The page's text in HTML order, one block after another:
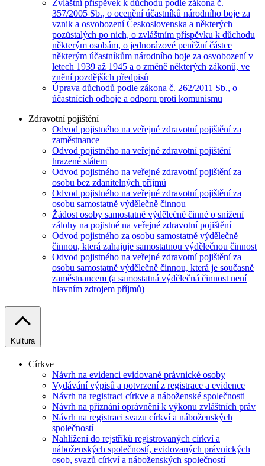
Zvláštní příspěvek k důchodu podle zákona č.
357/2005 Sb., o ocenění účastníků národního boje za
vznik a osvobození Československa a některých
pozůstalých po nich, o zvláštním příspěvku k důchodu
některým osobám, o jednorázové peněžní částce
některým účastníkům národního boje za osvobození v
letech 1939 až 1945 a o změně některých zákonů, ve
znění pozdějších předpisů
Úprava důchodů podle zákona č. 262/2011 Sb., o
účastnících odboje a odporu proti komunismu
Zdravotní pojištění
Odvod pojistného na veřejné zdravotní pojištění za
zaměstnance
Odvod pojistného na veřejné zdravotní pojištění
hrazené státem
Odvod pojistného na veřejné zdravotní pojištění za
osobu bez zdanitelných příjmů
Odvod pojistného na veřejné zdravotní pojištění za
osobu samostatně výdělečně činnou
Žádost osoby samostatně výdělečně činné o snížení
zálohy na pojistné na veřejné zdravotní pojištění
Odvod pojistného za osobu samostatně výdělečně
činnou, která zahajuje samostatnou výdělečnou činnost
Odvod pojistného na veřejné zdravotní pojištění za
osobu samostatně výdělečně činnou, která je současně
zaměstnancem (a samostatná výdělečná činnost není
hlavním zdrojem příjmů)
Kultura
Církve
Návrh na evidenci evidované právnické osoby
Vydávání výpisů a potvrzení z registrace a evidence
Návrh na registraci církve a náboženské společnosti
Návrh na přiznání oprávnění k výkonu zvláštních práv
Návrh na registraci svazu církví a náboženských
společností
Nahlížení do rejstříků registrovaných církví a
náboženských společností, evidovaných právnických
osob, svazů církví a náboženských společností